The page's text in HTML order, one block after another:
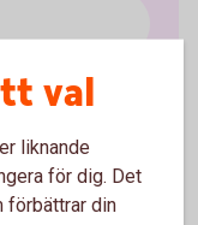
val
liknande
för dig. Det
förbättrar din